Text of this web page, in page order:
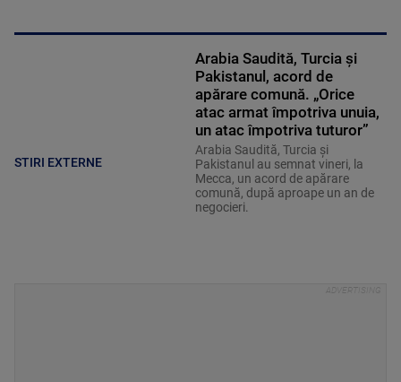
STIRI EXTERNE
Arabia Saudită, Turcia și
Pakistanul, acord de
apărare comună. „Orice
atac armat împotriva unuia,
un atac împotriva tuturor”
Arabia Saudită, Turcia și
Pakistanul au semnat vineri, la
Mecca, un acord de apărare
comună, după aproape un an de
negocieri.